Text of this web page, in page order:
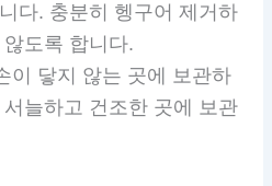
다. 충분히 헹구어 제거하
도록 합니다.
이 닿지 않는 곳에 보관하
늘하고 건조한 곳에 보관